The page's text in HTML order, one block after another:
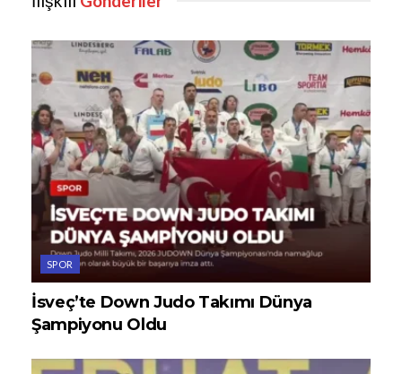
SPOR
İsveç’te Down Judo Takımı Dünya
Şampiyonu Oldu